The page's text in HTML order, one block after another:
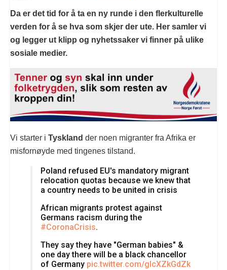
Da er det tid for å ta en ny runde i den flerkulturelle
verden for å se hva som skjer der ute. Her samler vi
og legger ut klipp og nyhetssaker vi finner på ulike
sosiale medier.
Vi starter i Tyskland der noen migranter fra Afrika er
misfornøyde med tingenes tilstand.
Poland refused EU's mandatory migrant
relocation quotas because we knew that
a country needs to be united in crisis
African migrants protest against
Germans racism during the
#CoronaCrisis.
They say they have "German babies" &
one day there will be a black chancellor
of Germany pic.twitter.com/glcXZkGdZk